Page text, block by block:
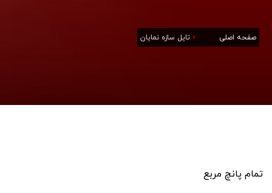
صفحه اصلی تایل سازه نمایان
تمام پانچ مربع